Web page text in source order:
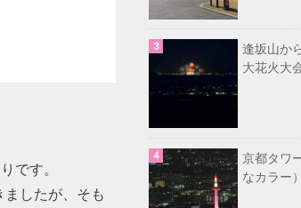
です。
したが、そも
逢坂山か
大花火大
京都タワ
なカラー）